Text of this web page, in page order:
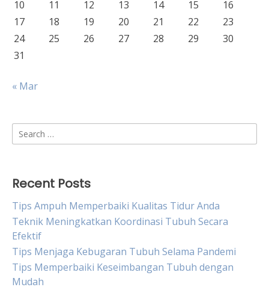
10 11 12 13 14 15
16
17
18 19 20 21 22
23
24
25 26 27 28 29
30
31
« Mar
Search
for:
Recent Posts
Tips Ampuh Memperbaiki Kualitas Tidur Anda
Teknik Meningkatkan Koordinasi Tubuh Secara
Efektif
Tips Menjaga Kebugaran Tubuh Selama Pandemi
Tips Memperbaiki Keseimbangan Tubuh dengan
Mudah